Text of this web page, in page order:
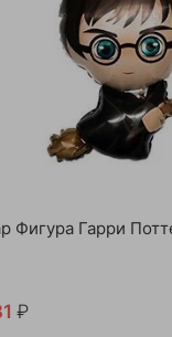
Фигура Гарри
₽